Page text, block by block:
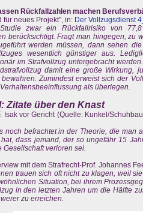
Rückfallzahlen machen
für neues Projekt", in: Der Vollzugsdienst
zwar ein Rückfallrisiko von
berücksichtigt. Fragt man hingegen, zu
werden müssen, dann sehen
wesentlich günstiger aus.
im Strafvollzug untergebracht
damit eine große Wirkung,
Zumindest erweist sich der
als überlegen.
Zitate über den Knast
Isak vor Gericht (Quelle: Kunkel/
noch befrachtet in der Theorie, die man
dass jemand, der so ungefähr 15
Gesellschaft verloren sei.
mit dem Strafrecht-Prof. Johannes
trauen sich oft nicht zu klagen, weil
Situation, bei ihrem
in den letzten Jahren um die Hälfte
zu erreichen.